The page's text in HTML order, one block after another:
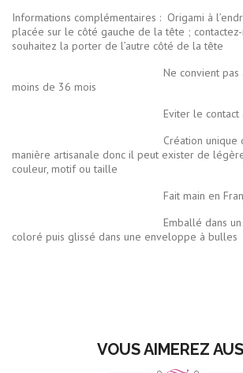
Informations complémentaires : Origami à
placée sur le côté gauche de la tête ;
souhaitez la porter de l’autre côté de la tête
Ne convient
moins de 36 mois
Eviter le contact
Création
manière artisanale donc il peut exister de
couleur, motif ou taille
Fait main en
Emballé dans un
coloré puis glissé dans une enveloppe à bulles
VOUS AIMEREZ